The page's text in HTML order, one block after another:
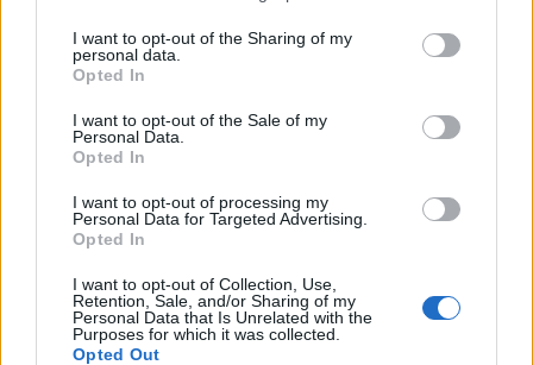
I want to opt-out of the Sharing of my
personal data.
Opted In
I want to opt-out of the Sale of my
Personal Data.
Opted In
I want to opt-out of processing my
Personal Data for Targeted Advertising.
Opted In
I want to opt-out of Collection, Use,
Retention, Sale, and/or Sharing of my
Personal Data that Is Unrelated with the
Purposes for which it was collected.
Opted Out